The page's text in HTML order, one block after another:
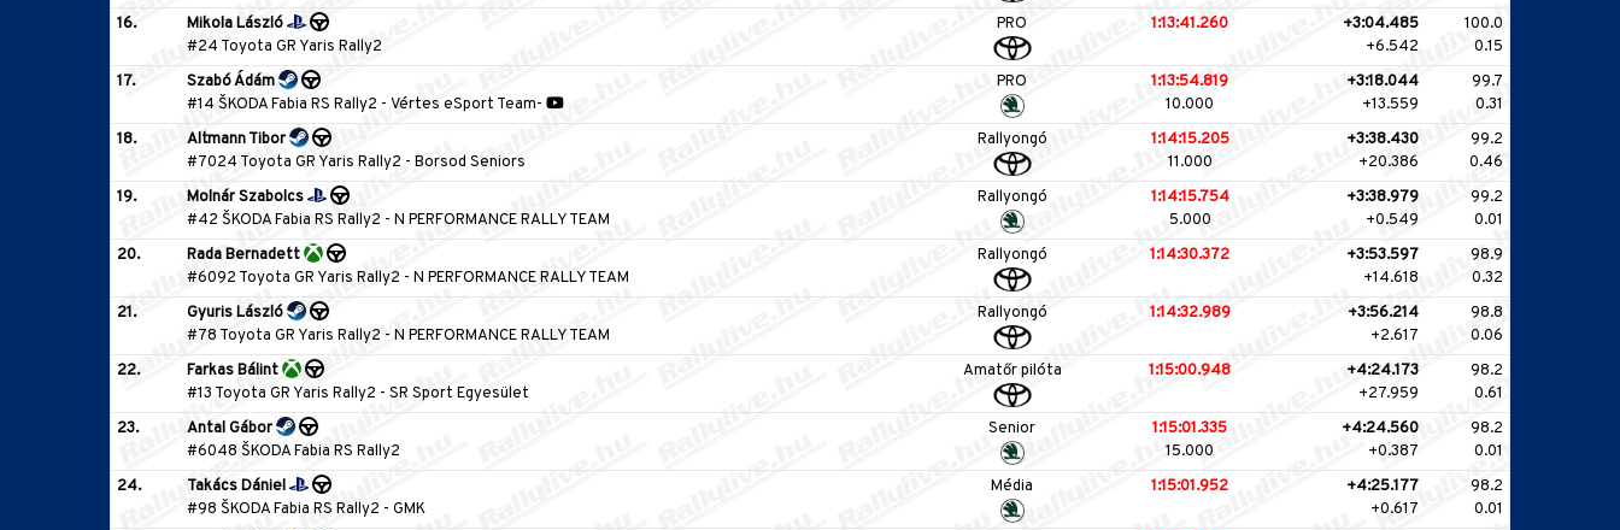
16.
Mikola László
#24 Toyota GR Yaris Rally2
PRO 1:13:41.260
+3:04.485
+6.542
100.0
0.15
17.
Szabó Ádám
#14 ŠKODA Fabia RS Rally2 - Vértes eSport Team-
PRO
1:13:54.819
10.000
+3:18.044
+13.559
99.7
0.31
18.
Altmann Tibor
#7024 Toyota GR Yaris Rally2 - Borsod Seniors
Rallyongó
1:14:15.205
11.000
+3:38.430
+20.386
99.2
0.46
19.
Molnár Szabolcs
#42 ŠKODA Fabia RS Rally2 - N PERFORMANCE RALLY TEAM
Rallyongó
1:14:15.754
5.000
+3:38.979
+0.549
99.2
0.01
20.
Rada Bernadett
#6092 Toyota GR Yaris Rally2 - N PERFORMANCE RALLY TEAM
Rallyongó 1:14:30.372
+3:53.597
+14.618
98.9
0.32
21.
Gyuris László
#78 Toyota GR Yaris Rally2 - N PERFORMANCE RALLY TEAM
Rallyongó 1:14:32.989
+3:56.214
+2.617
98.8
0.06
22.
Farkas Bálint
#13 Toyota GR Yaris Rally2 - SR Sport Egyesület
Amatőr pilóta 1:15:00.948
+4:24.173
+27.959
98.2
0.61
23.
Antal Gábor
#6048 ŠKODA Fabia RS Rally2
Senior
1:15:01.335
15.000
+4:24.560
+0.387
98.2
0.01
24.
Takács Dániel
#98 ŠKODA Fabia RS Rally2 - GMK
Média 1:15:01.952
+4:25.177
+0.617
98.2
0.01